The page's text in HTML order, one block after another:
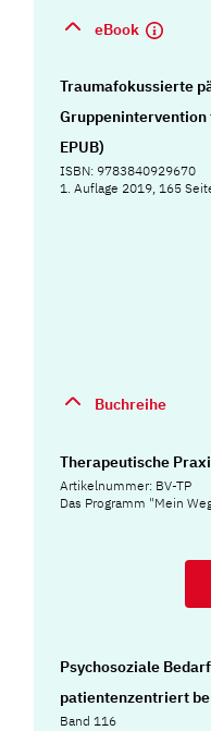
eBook
Traumafokussierte
Gruppenintervention
EPUB)
ISBN: 9783840929670
1. Auflage 2019, 165
Buchreihe
Therapeutische
Artikelnummer: BV-TP
Das Programm "Mein
Psychosoziale
patientenzentriert
Band 116